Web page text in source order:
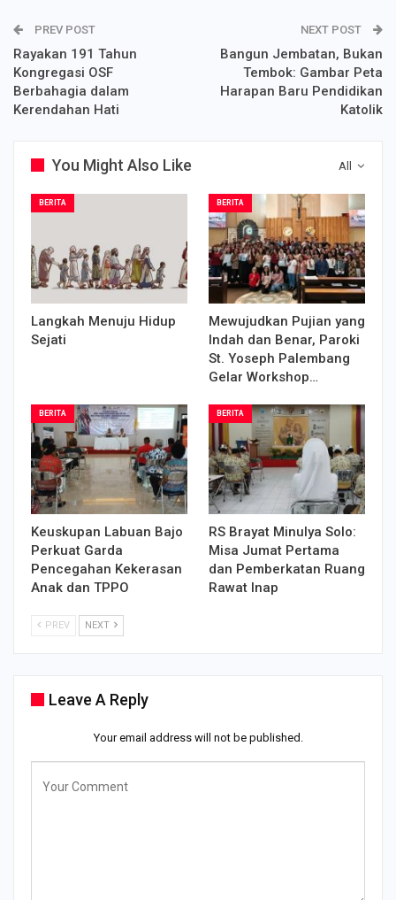
PREV POST
Rayakan 191 Tahun
Kongregasi OSF
Berbahagia dalam
Kerendahan Hati
NEXT POST
Bangun Jembatan, Bukan
Tembok: Gambar Peta
Harapan Baru Pendidikan
Katolik
All
You Might Also Like
BERITA
Langkah Menuju Hidup
Sejati
BERITA
Mewujudkan Pujian yang
Indah dan Benar, Paroki
St. Yoseph Palembang
Gelar Workshop…
BERITA
Keuskupan Labuan Bajo
Perkuat Garda
Pencegahan Kekerasan
Anak dan TPPO
BERITA
RS Brayat Minulya Solo:
Misa Jumat Pertama
dan Pemberkatan Ruang
Rawat Inap
PREV NEXT
Leave A Reply
Your email address will not be published.